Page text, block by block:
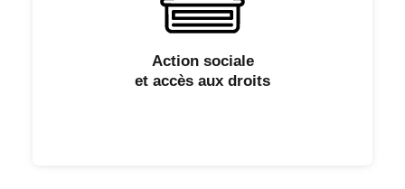
Action sociale
et accès aux droits